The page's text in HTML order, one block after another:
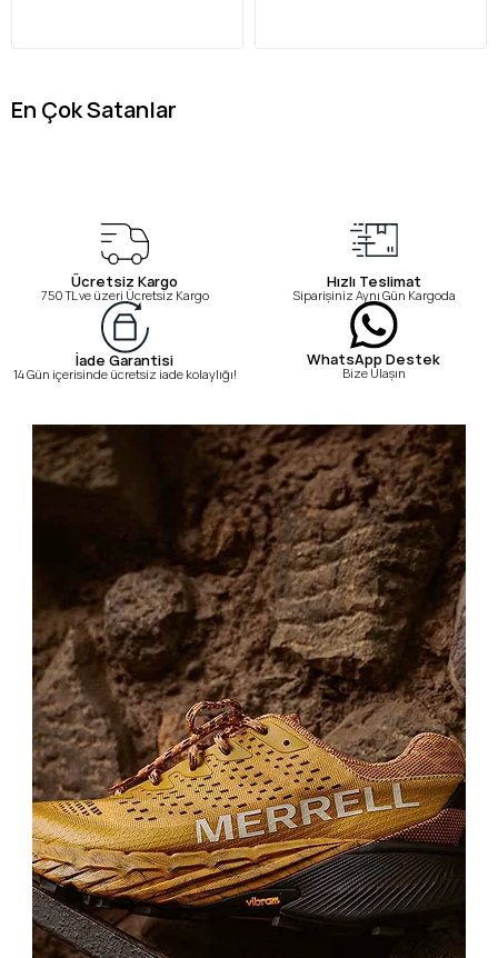
En Çok Satanlar
Ücretsiz Kargo
750 TL ve üzeri Ücretsiz Kargo
Hızlı Teslimat
Siparişiniz Aynı Gün Kargoda
İade Garantisi
14 Gün içerisinde ücretsiz iade kolaylığı!
WhatsApp Destek
Bize Ulaşın